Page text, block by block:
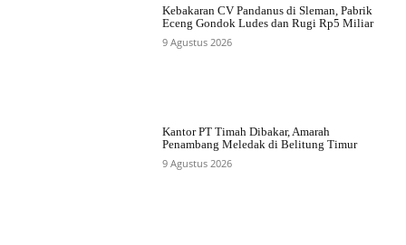
Kebakaran CV Pandanus di Sleman, Pabrik
Eceng Gondok Ludes dan Rugi Rp5 Miliar
9 Agustus 2026
Kantor PT Timah Dibakar, Amarah
Penambang Meledak di Belitung Timur
9 Agustus 2026